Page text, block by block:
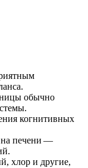
обычно
когнитивных
на печени —
хлор и другие,